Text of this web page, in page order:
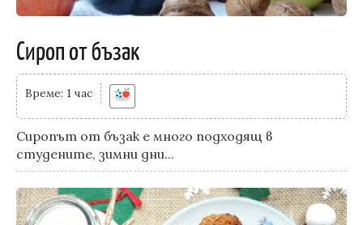
Сироп от бъзак
Време: 1 час
Сиропът от бъзак е много подходящ в
студените, зимни дни...